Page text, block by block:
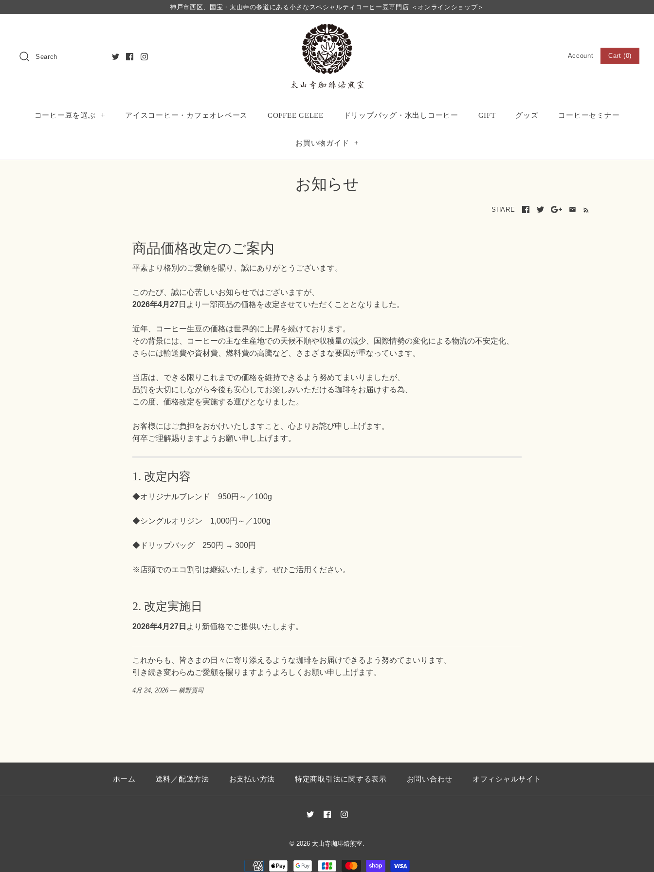
神戸市西区、国宝・太山寺の参道にある小さなスペシャルティコーヒー豆専門店 ＜オンラインショップ＞
Search Account Cart (0)
コーヒー豆を選ぶ + アイスコーヒー・カフェオレベース COFFEE GELEE ドリップバッグ・水出しコーヒー GIFT グッズ コーヒーセミナー
お買い物ガイド +
お知らせ
SHARE
商品価格改定のご案内
平素より格別のご愛顧を賜り、誠にありがとうございます。
このたび、誠に心苦しいお知らせではございますが、
2026年4月27日より一部商品の価格を改定させていただくこととなりました。
近年、コーヒー生豆の価格は世界的に上昇を続けております。
その背景には、コーヒーの主な生産地での天候不順や収穫量の減少、国際情勢の変化による物流の不安定化、
さらには輸送費や資材費、燃料費の高騰など、さまざまな要因が重なっています。
当店は、できる限りこれまでの価格を維持できるよう努めてまいりましたが、
品質を大切にしながら今後も安心してお楽しみいただける珈琲をお届けする為、
この度、価格改定を実施する運びとなりました。
お客様にはご負担をおかけいたしますこと、心よりお詫び申し上げます。
何卒ご理解賜りますようお願い申し上げます。
1. 改定内容
◆オリジナルブレンド 950円～／100g
◆シングルオリジン 1,000円～／100g
◆ドリップバッグ 250円 → 300円
※店頭でのエコ割引は継続いたします。ぜひご活用ください。
2. 改定実施日
2026年4月27日 より新価格でご提供いたします。
これからも、皆さまの日々に寄り添えるような珈琲をお届けできるよう努めてまいります。
引き続き変わらぬご愛顧を賜りますようよろしくお願い申し上げます。
4月 24, 2026 — 横野貢司
ホーム 送料／配送方法 お支払い方法 特定商取引法に関する表示 お問い合わせ オフィシャルサイト
© 2026 太山寺珈琲焙煎室.